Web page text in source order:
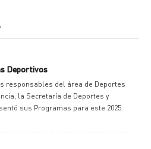
Deportivos
responsables del área de Deportes
la Secretaría de Deportes y
sus Programas para este 2025.